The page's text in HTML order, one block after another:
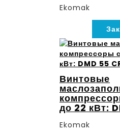
Ekomak
Винтовые
до 22 кВт:
Ekomak